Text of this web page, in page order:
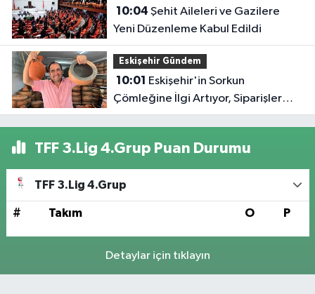
10:04
Yeni Düzenleme Kabul Edildi
Eskişehir Gündem
10:01
Çömleğine İlgi Artıyor, Siparişler
Çoğalıyor
TFF 3.Lig 4.Grup Puan Durumu
TFF 3.Lig 4.Grup
# Takım O P
Detaylar için tıklayın